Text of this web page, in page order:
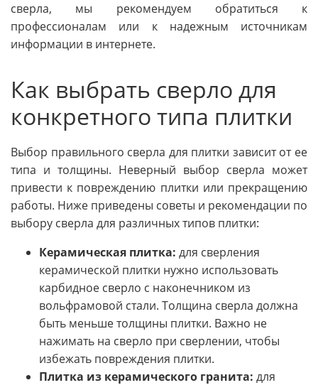
сверла, мы рекомендуем обратиться к
профессионалам или к надежным источникам
информации в интернете.
Как выбрать сверло для
конкретного типа плитки
Выбор правильного сверла для плитки зависит от ее
типа и толщины. Неверный выбор сверла может
привести к повреждению плитки или прекращению
работы. Ниже приведены советы и рекомендации по
выбору сверла для различных типов плитки:
Керамическая плитка: для сверления
керамической плитки нужно использовать
карбидное сверло с наконечником из
вольфрамовой стали. Толщина сверла должна
быть меньше толщины плитки. Важно не
нажимать на сверло при сверлении, чтобы
избежать повреждения плитки.
Плитка из керамического гранита: для